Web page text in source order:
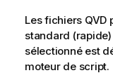
Les fichiers QVD
standard
sélectionné est
moteur de script.